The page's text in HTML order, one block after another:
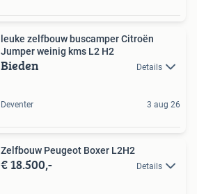
leuke zelfbouw buscamper Citroën
Jumper weinig kms L2 H2
Bieden Details
Deventer 3 aug 26
Zelfbouw Peugeot Boxer L2H2
€ 18.500,- Details